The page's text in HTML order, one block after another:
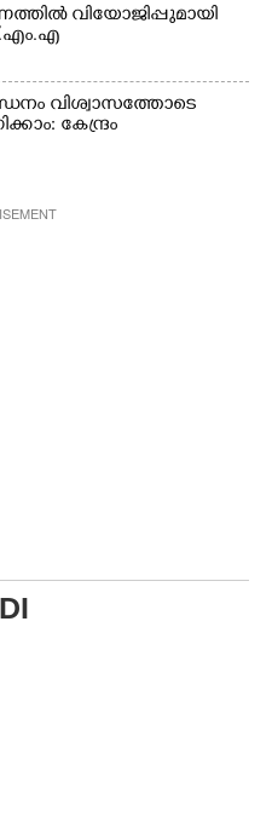
വിയോജിപ്പുമായി
വിശ്വാസത്തോടെ
കേന്ദ്രം